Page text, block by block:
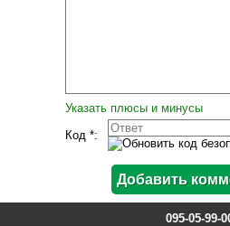
Указать плюсы и минусы
Код *:
095-05-99-